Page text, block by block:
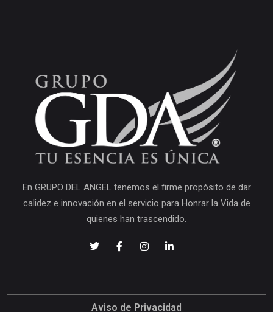
En GRUPO DEL ANGEL tenemos el firme propósito de dar
calidez e innovación en el servicio para Honrar la Vida de
quienes han trascendido.
Aviso de Privacidad